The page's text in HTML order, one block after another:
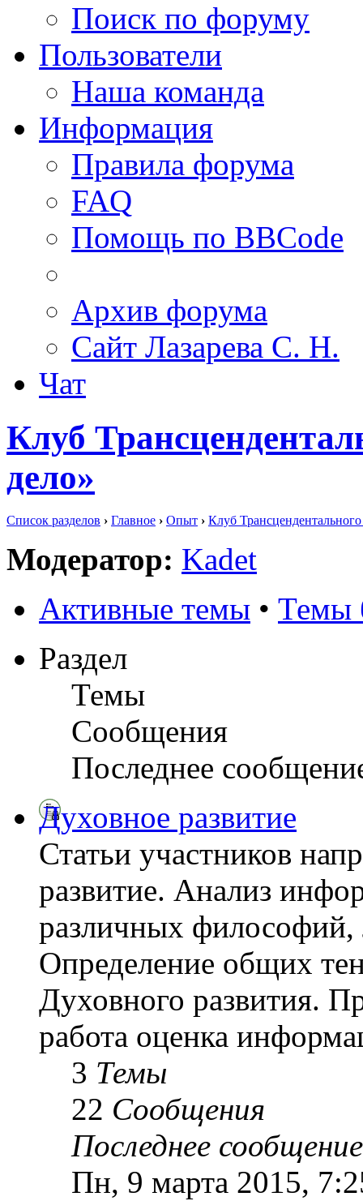
Поиск по форуму
Пользователи
Наша команда
Информация
Правила форума
FAQ
Помощь по BBCode
Архив форума
Сайт Лазарева С. Н.
Чат
Клуб
дело»
Список разделов › Главное › Опыт › Клуб
Модератор: Kadet
Активные темы • Темы
Раздел
Темы
Сообщения
Последнее
Духовное развитие
Статьи участников
развитие. Анализ
различных философий,
Определение общих
Духовного развития.
работа оценка
3 Темы
22 Сообщения
Последнее сообщение
Пн, 9 марта 2015,